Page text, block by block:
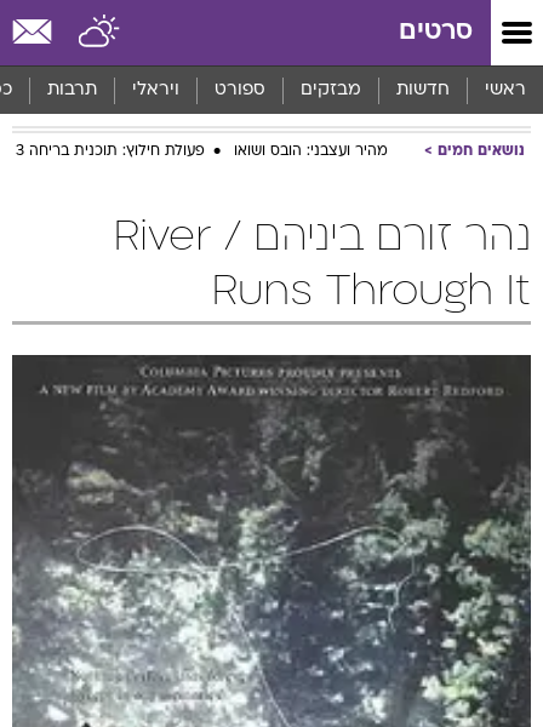
סרטים
ראשי חדשות מבזקים ספורט ויראלי תרבות
נושאים חמים מהיר ועצבני: הובס ושואו פעולת חילוץ: תוכנית בריחה 3
נהר זורם ביניהם / River
Runs Through It